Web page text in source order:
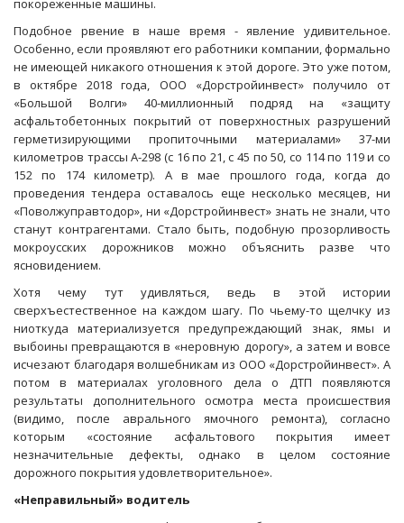
Подобное рвение в наше время - явление удивительное.
Особенно, если проявляют его работники компании, формально
не имеющей никакого отношения к этой дороге. Это уже потом,
в октябре 2018 года, ООО «Дорстройинвест» получило от
«Большой Волги» 40-миллионный подряд на «защиту
асфальтобетонных покрытий от поверхностных разрушений
герметизирующими пропиточными материалами» 37-ми
километров трассы А-298 (с 16 по 21, с 45 по 50, со 114 по 119 и со
152 по 174 километр). А в мае прошлого года, когда до
проведения тендера оставалось еще несколько месяцев, ни
«Поволжуправтодор», ни «Дорстройинвест» знать не знали, что
станут контрагентами. Стало быть, подобную прозорливость
мокроусских дорожников можно объяснить разве что
ясновидением.
Хотя чему тут удивляться, ведь в этой истории
сверхъестественное на каждом шагу. По чьему-то щелчку из
ниоткуда материализуется предупреждающий знак, ямы и
выбоины превращаются в «неровную дорогу», а затем и вовсе
исчезают благодаря волшебникам из ООО «Дорстройинвест». А
потом в материалах уголовного дела о ДТП появляются
результаты дополнительного осмотра места происшествия
(видимо, после аврального ямочного ремонта), согласно
которым «состояние асфальтового покрытия имеет
незначительные дефекты, однако в целом состояние
дорожного покрытия удовлетворительное».
«Неправильный» водитель